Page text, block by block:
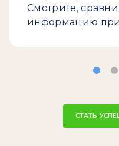
Смотрите,
информацию
СТАТЬ